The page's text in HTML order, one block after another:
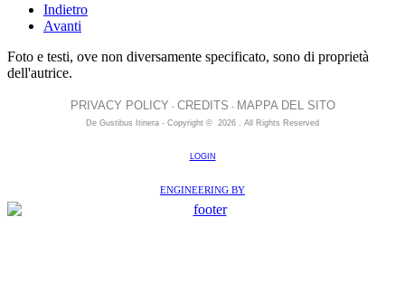
Indietro
Avanti
Foto e testi, ove non diversamente specificato, sono di proprietà
dell'autrice.
PRIVACY POLICY - CREDITS - MAPPA DEL SITO
De Gustibus Itinera - Copyright © 2026 All Rights Reserved
LOGIN
ENGINEERING BY